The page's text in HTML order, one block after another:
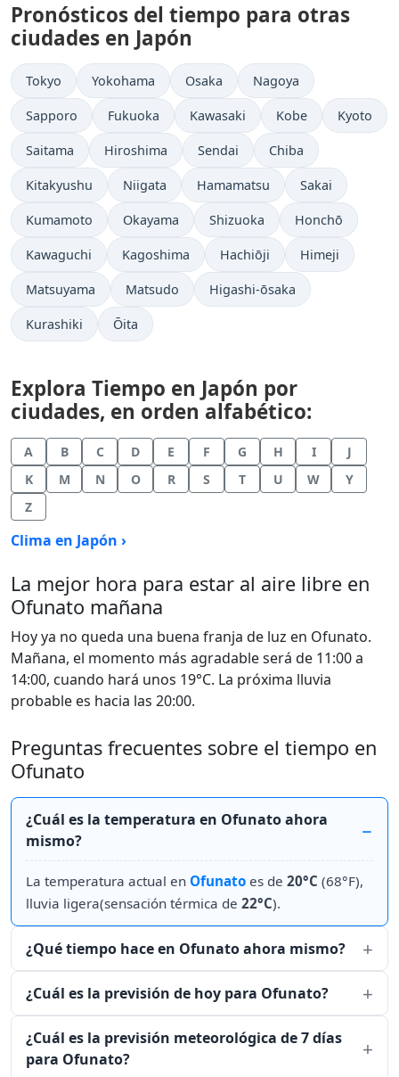
Pronósticos del tiempo para otras
ciudades en Japón
Tokyo Yokohama Osaka Nagoya
Sapporo Fukuoka Kawasaki Kobe Kyoto
Saitama Hiroshima Sendai Chiba
Kitakyushu Niigata Hamamatsu Sakai
Kumamoto Okayama Shizuoka Honchō
Kawaguchi Kagoshima Hachiōji Himeji
Matsuyama Matsudo Higashi-ōsaka
Kurashiki Ōita
Explora Tiempo en Japón por
ciudades, en orden alfabético:
A B C D E F G H I
J
K
M N O R S T U W
Y
Z
Clima en Japón ›
La mejor hora para estar al aire libre en
Ofunato mañana
Hoy ya no queda una buena franja de luz en Ofunato.
Mañana, el momento más agradable será de 11:00 a
14:00, cuando hará unos 19°C. La próxima lluvia
probable es hacia las 20:00.
Preguntas frecuentes sobre el tiempo en
Ofunato
¿Cuál es la temperatura en Ofunato ahora
mismo?
La temperatura actual en Ofunato es de 20°C (68°F),
lluvia ligera(sensación térmica de 22°C).
¿Qué tiempo hace en Ofunato ahora mismo?
¿Cuál es la previsión de hoy para Ofunato?
¿Cuál es la previsión meteorológica de 7 días
para Ofunato?